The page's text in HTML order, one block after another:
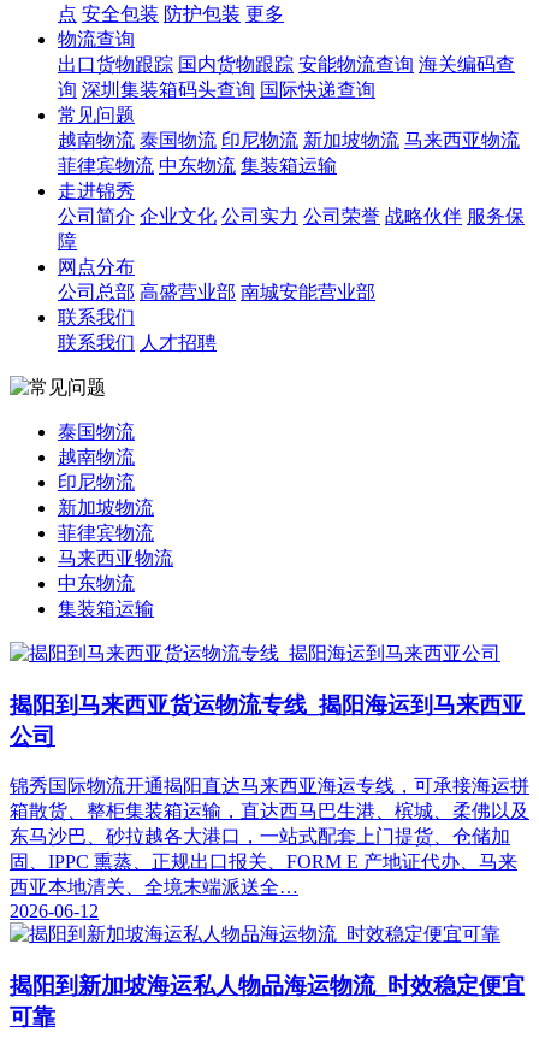
点 安全包装 防护包装 更多
物流查询
出口货物跟踪 国内货物跟踪 安能物流查询 海关编码查
询 深圳集装箱码头查询 国际快递查询
常见问题
越南物流 泰国物流 印尼物流 新加坡物流 马来西亚物流
菲律宾物流 中东物流 集装箱运输
走进锦秀
公司简介 企业文化 公司实力 公司荣誉 战略伙伴 服务保
障
网点分布
公司总部 高盛营业部 南城安能营业部
联系我们
联系我们 人才招聘
泰国物流
越南物流
印尼物流
新加坡物流
菲律宾物流
马来西亚物流
中东物流
集装箱运输
揭阳到马来西亚货运物流专线_揭阳海运到马来西亚
公司
锦秀国际物流开通揭阳直达马来西亚海运专线，可承接海运拼
箱散货、整柜集装箱运输，直达西马巴生港、槟城、柔佛以及
东马沙巴、砂拉越各大港口，一站式配套上门提货、仓储加
固、IPPC 熏蒸、正规出口报关、FORM E 产地证代办、马来
西亚本地清关、全境末端派送全…
2026-06-12
揭阳到新加坡海运私人物品海运物流_时效稳定便宜
可靠